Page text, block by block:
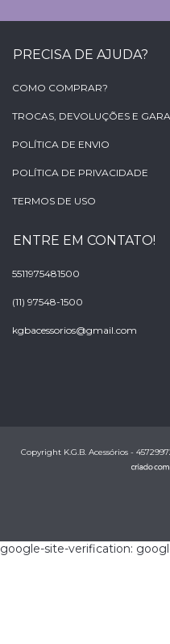
PRECISA DE AJUDA?
COMO COMPRAR?
TROCAS, DEVOLUÇÕES E
POLÍTICA DE ENVIO
POLÍTICA DE PRIVACIDADE
TERMOS DE USO
ENTRE EM CONTATO!
5511975481500
(11) 97548-1500
kgbacessorios@gmail.com
Copyright K.G.B. Acessórios -
google-site-verification: